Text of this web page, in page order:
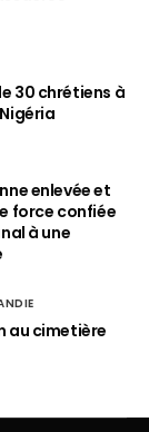
30 chrétiens à
enlevée et
force confiée
à une
au cimetière